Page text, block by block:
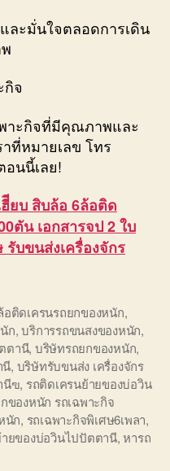
ละมั่นใจตลอดการเดิน
กิจ
าะกิจที่มีคุณภาพและ
ที่หมายเลข โทร
อนนี้เลย!
ฮีียบ สิบล้อ 6ล้อติด
ตัน เอกสารจป 2 ใบ
รับขนส่งเครื่องจักร
อติดเครนรถยกของหนัก,
ก,บริการรถขนสงของหนัก,
ตานี, บริษัทรถยกของหนัก,
นี, บริษัทรับขนส่ง เครื่องจักร
นีฃ, รถติดเครนย้ายของบ่อวิน
ของหนัก รถเฉพาะกิจ
นัก, รถเฉพาะกิจพิเศษ6เพลา,
ายของบ่อวินไปปัตตานี,หารถ